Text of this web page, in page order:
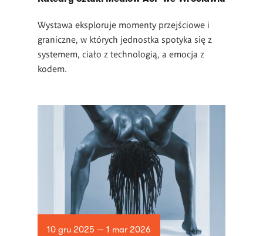
Wystawa eksploruje momenty przejściowe i
graniczne, w których jednostka spotyka się z
systemem, ciało z technologią, a emocja z
kodem.
10 gru 2025 — 1 mar 2026